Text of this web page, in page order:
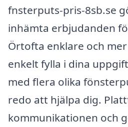
fnsterputs-pris-8sb.se
inhämta erbjudanden
Örtofta enklare och
enkelt fylla i dina
med flera olika
redo att hjälpa dig.
kommunikationen och